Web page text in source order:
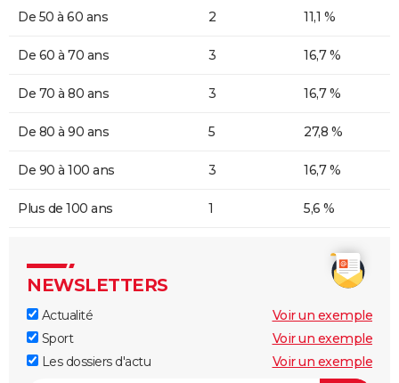
De 50 à 60 ans 2 11,1 %
De 60 à 70 ans 3 16,7 %
De 70 à 80 ans 3 16,7 %
De 80 à 90 ans 5 27,8 %
De 90 à 100 ans 3 16,7 %
Plus de 100 ans 1 5,6 %
NEWSLETTERS
Actualité
Voir un exemple
Sport
Voir un exemple
Les dossiers d'actu
Voir un exemple